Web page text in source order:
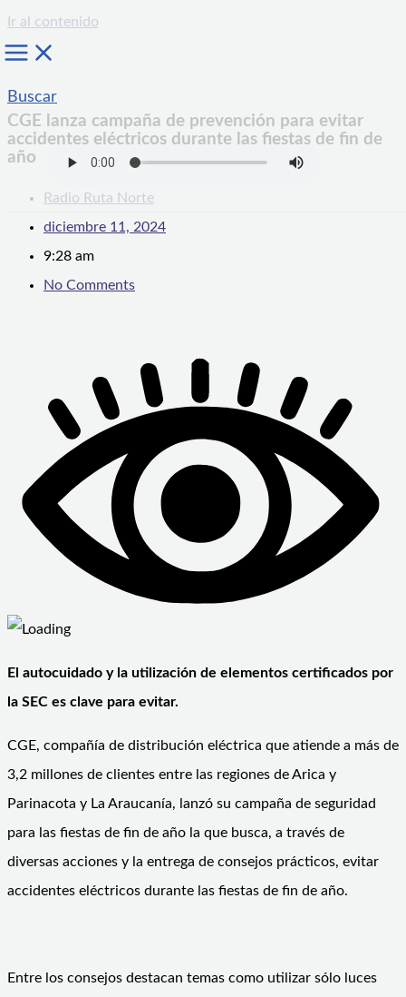
Ir al contenido
Buscar
CGE lanza campaña de prevención para evitar
accidentes eléctricos durante las fiestas de fin de
año
Radio Ruta Norte
diciembre 11, 2024
9:28 am
No Comments
El autocuidado y la utilización de elementos certificados por
la SEC es clave para evitar.
CGE, compañía de distribución eléctrica que atiende a más de
3,2 millones de clientes entre las regiones de Arica y
Parinacota y La Araucanía, lanzó su campaña de seguridad
para las fiestas de fin de año la que busca, a través de
diversas acciones y la entrega de consejos prácticos, evitar
accidentes eléctricos durante las fiestas de fin de año.
Entre los consejos destacan temas como utilizar sólo luces